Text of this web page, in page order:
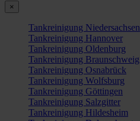
×
Tankreinigung Niedersachsen
Tankreinigung Hannover
Tankreinigung Oldenburg
Tankreinigung Braunschweig
Tankreinigung Osnabrück
Tankreinigung Wolfsburg
Tankreinigung Göttingen
Tankreinigung Salzgitter
Tankreinigung Hildesheim